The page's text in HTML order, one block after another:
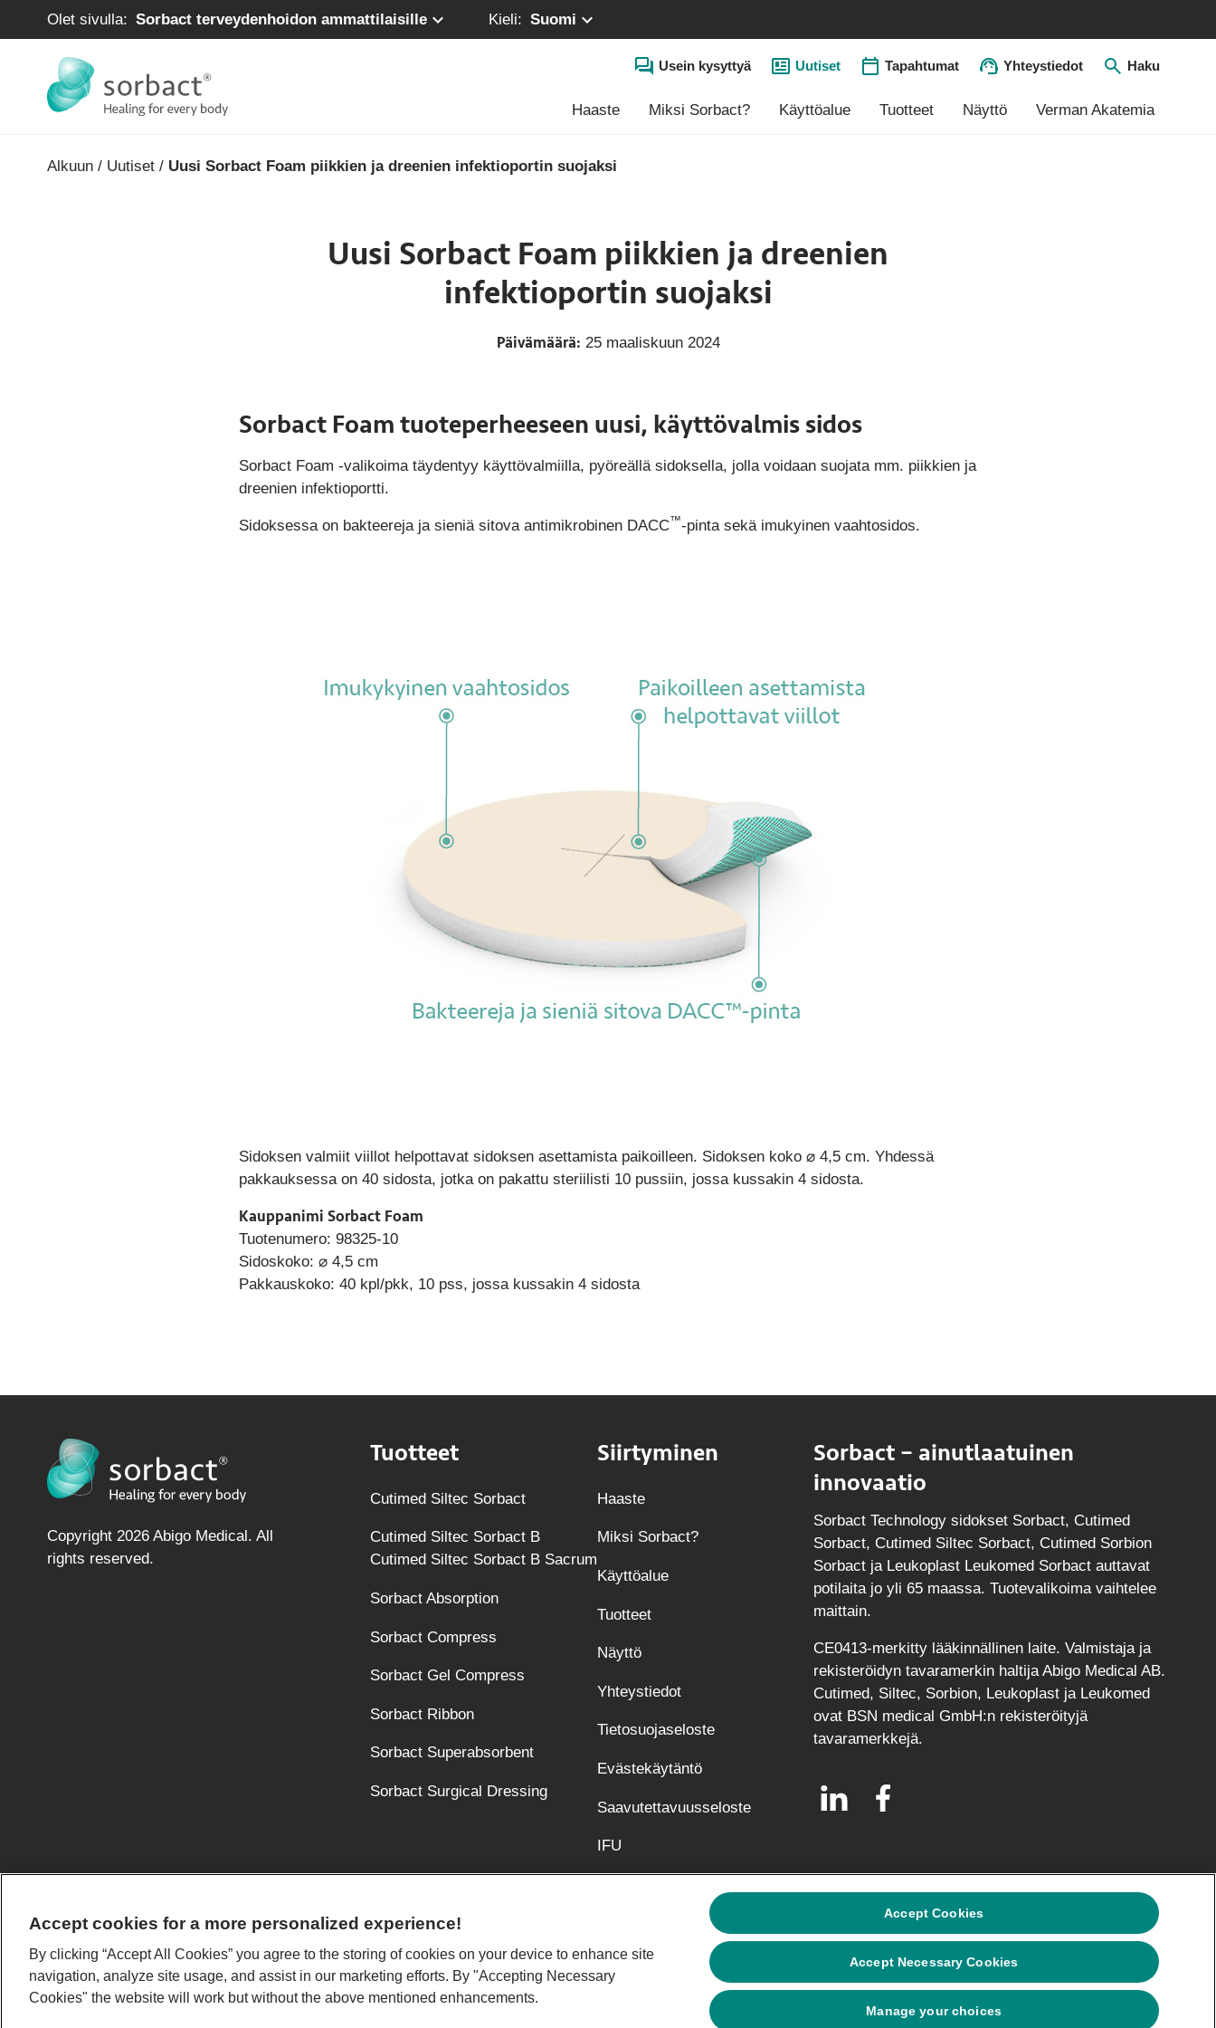
Siirry sisältöön
Olet sivulla: Sorbact terveydenhoidon ammattilaisille Kieli: Suomi
Usein kysyttyä Uutiset Tapahtumat Yhteystiedot Haku
Haaste Miksi Sorbact? Käyttöalue Tuotteet Näyttö Verman Akatemia
(Avautuu uuteen
Alkuun / Uutiset / Uusi Sorbact Foam piikkien ja dreenien infektioportin suojaksi
Uusi Sorbact Foam piikkien ja dreenien
infektioportin suojaksi
Päivämäärä: 25 maaliskuun 2024
Sorbact Foam tuoteperheeseen uusi, käyttövalmis sidos
Sorbact Foam -valikoima täydentyy käyttövalmiilla, pyöreällä sidoksella, jolla voidaan suojata mm. piikkien ja
dreenien infektioportti.
Sidoksessa on bakteereja ja sieniä sitova antimikrobinen DACC™-pinta sekä imukyinen vaahtosidos.
Sidoksen valmiit viillot helpottavat sidoksen asettamista paikoilleen. Sidoksen koko ⌀ 4,5 cm. Yhdessä
pakkauksessa on 40 sidosta, jotka on pakattu steriilisti 10 pussiin, jossa kussakin 4 sidosta.
Kauppanimi Sorbact Foam
Tuotenumero: 98325-10
Sidoskoko: ⌀ 4,5 cm
Pakkauskoko: 40 kpl/pkk, 10 pss, jossa kussakin 4 sidosta
Copyright 2026 Abigo Medical. All
rights reserved.
Tuotteet
Cutimed Siltec Sorbact
Cutimed Siltec Sorbact B
Cutimed Siltec Sorbact B Sacrum
Sorbact Absorption
Sorbact Compress
Sorbact Gel Compress
Sorbact Ribbon
Sorbact Superabsorbent
Sorbact Surgical Dressing
Siirtyminen
Haaste
Miksi Sorbact?
Käyttöalue
Tuotteet
Näyttö
Yhteystiedot
Tietosuojaseloste
Evästekäytäntö
Saavutettavuusseloste
IFU
Sorbact – ainutlaatuinen
innovaatio
Sorbact Technology sidokset Sorbact, Cutimed
Sorbact, Cutimed Siltec Sorbact, Cutimed Sorbion
Sorbact ja Leukoplast Leukomed Sorbact auttavat
potilaita jo yli 65 maassa. Tuotevalikoima vaihtelee
maittain.
CE0413-merkitty lääkinnällinen laite. Valmistaja ja
rekisteröidyn tavaramerkin haltija Abigo Medical AB.
Cutimed, Siltec, Sorbion, Leukoplast ja Leukomed
ovat BSN medical GmbH:n rekisteröityjä
tavaramerkkejä.
Verman on vuonna 1987 perustettu suomalainen lääkealan perheyritys. Tarjoamme korkealaatuisia tuotteita terveyden
edistämiseen ja hyvinvointiin. Jatkuva tuotekehitys, innovatiiviset tuotteet ja korkea laatu ovat perustana toiminnallemme.
Accept cookies for a more personalized experience!
By clicking “Accept All Cookies” you agree to the storing of cookies on your device to enhance site
navigation, analyze site usage, and assist in our marketing efforts. By "Accepting Necessary
Cookies" the website will work but without the above mentioned enhancements.
Accept Cookies
Accept Necessary Cookies
Manage your choices